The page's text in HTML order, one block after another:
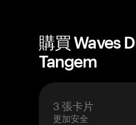
購買 Waves
Tangem
3 張卡片
更加安全